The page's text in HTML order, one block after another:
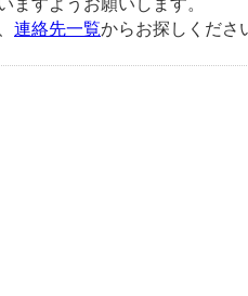
ますようお願いします。
連絡先一覧からお探しくださ